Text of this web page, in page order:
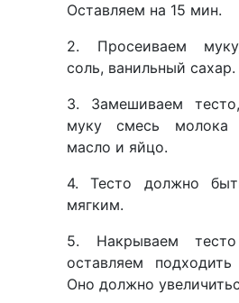
Оставляем на 15 мин.
2. Просеиваем
соль, ванильный сахар.
3. Замешиваем
муку смесь
масло и яйцо.
4. Тесто должно
мягким.
5. Накрываем
оставляем
Оно должно